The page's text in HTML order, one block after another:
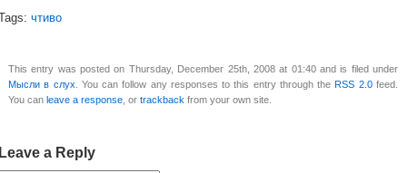
Tags: чтиво
This entry was posted on Thursday, December 25th, 2008 at 01:40 and is filed under
Мысли в слух . You can follow any responses to this entry through theRSS 2.0feed.
You can leave a response , or trackback from your own site.
Leave a Reply